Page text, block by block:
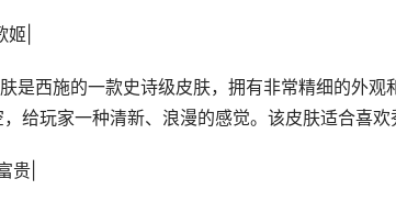
姬|
是西施的一款史诗级皮肤，拥有非常精细的外
给玩家一种清新、浪漫的感觉。该皮肤适合喜欢
贵|